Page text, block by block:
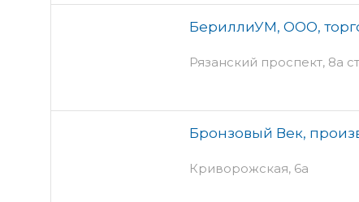
БериллиУМ, ООО,
Рязанский проспект, 8а
Бронзовый Век,
Криворожская, 6а